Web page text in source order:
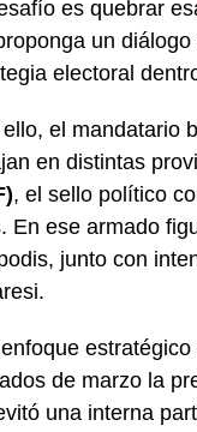
es quebrar
un
electoral
el mandatario
en distintas
, el sello político
En ese armado
junto con
de marzo la
una interna